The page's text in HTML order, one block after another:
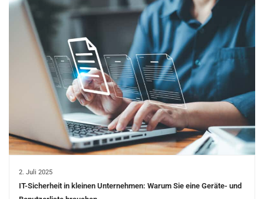
2. Juli 2025
IT-Sicherheit in kleinen Unternehmen: Warum Sie eine Geräte- und